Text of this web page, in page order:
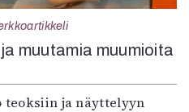
muutamia muumioita
teoksiin ja näyttelyyn